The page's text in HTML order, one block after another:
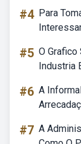
#4 Para
#5 O
Industria
#6 A
#7 A